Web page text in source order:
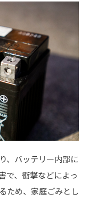
、バッテリー内部に
で、衝撃などによっ
ため、家庭ごみとし